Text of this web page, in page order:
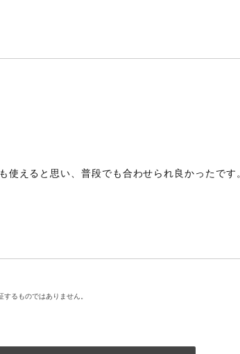
使えると思い、普段でも合わせられ良かったで
るものではありません。